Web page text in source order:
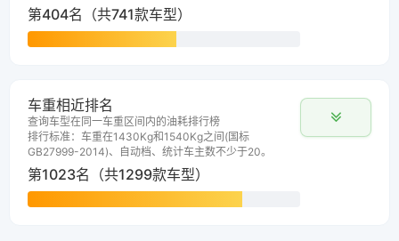
第404名（共741款车型）
车重相近排名
查询车型在同一车重区间内的油耗排行榜
排行标准：车重在1430Kg和1540Kg之间(国标
GB27999-2014)、自动档、统计车主数不少于20。
第1023名（共1299款车型）